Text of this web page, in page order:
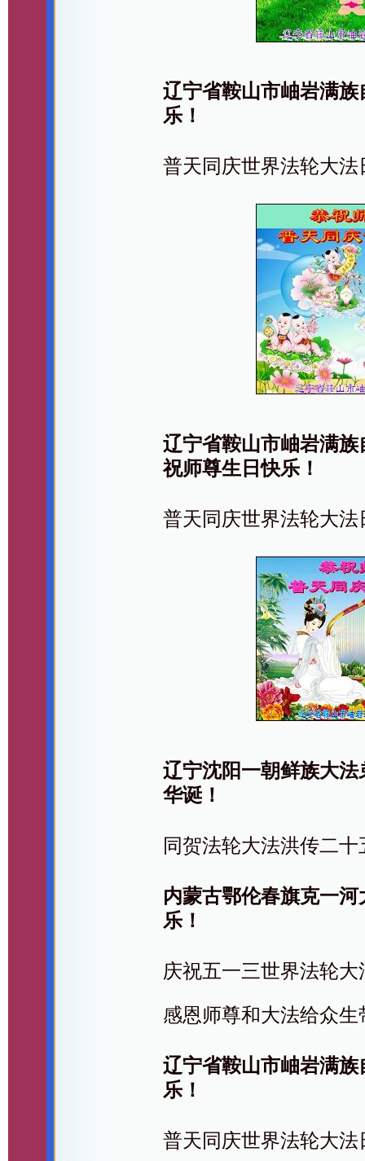
辽宁省鞍山市岫岩满
乐！
普天同庆世界法轮大法
辽宁省鞍山市岫岩满
祝师尊生日快乐！
普天同庆世界法轮大法
辽宁沈阳一朝鲜族大
华诞！
同贺法轮大法洪传二十
内蒙古鄂伦春旗克一
乐！
庆祝五一三世界法轮大
感恩师尊和大法给众
辽宁省鞍山市岫岩满
乐！
普天同庆世界法轮大法